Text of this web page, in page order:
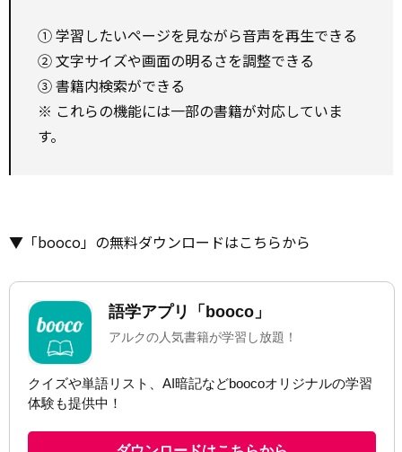
① 学習したいページを見ながら音声を再生できる
② 文字サイズや画面の明るさを調整できる
③ 書籍内検索ができる
※ これらの機能には一部の書籍が対応していま
す。
▼「booco」の無料ダウンロードはこちらから